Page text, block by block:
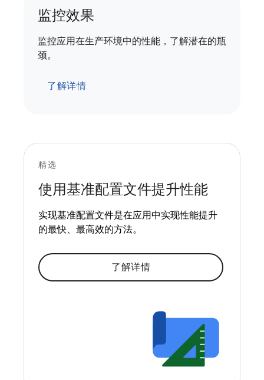
监控效果
监控应用在生产环境中的性能，了解潜在的瓶
颈。
了解详情
精选
使用基准配置文件提升性能
实现基准配置文件是在应用中实现性能提升
的最快、最高效的方法。
了解详情